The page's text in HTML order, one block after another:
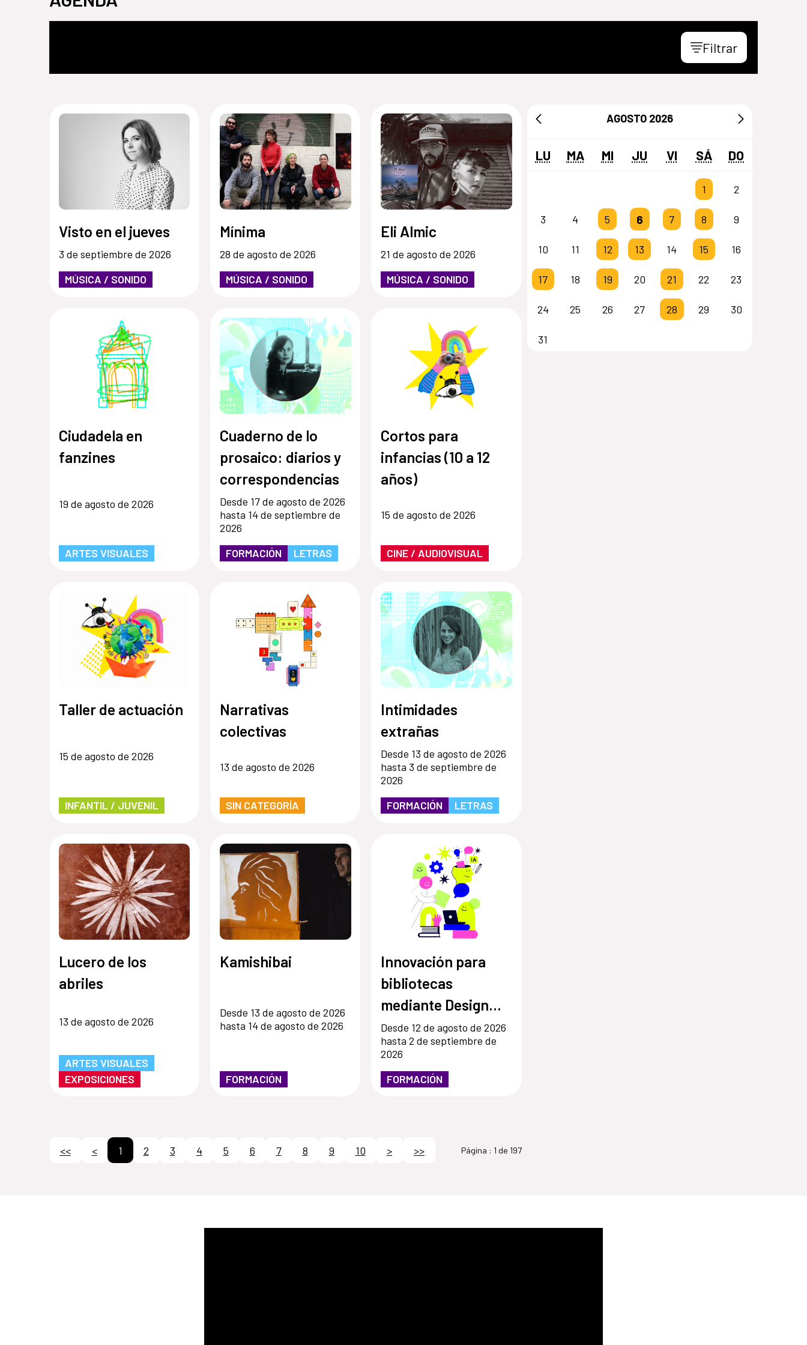
Filtrar
Visto en el jueves
3 de septiembre de 2026
MÚSICA / SONIDO
Mínima
28 de agosto de 2026
MÚSICA / SONIDO
Eli Almic
21 de agosto de 2026
MÚSICA / SONIDO
Ciudadela en
fanzines
19 de agosto de 2026
ARTES VISUALES
Cuaderno de lo
prosaico: diarios y
correspondencias
Desde 17 de agosto de 2026
hasta 14 de septiembre de
2026
FORMACIÓN
LETRAS
Cortos para
infancias (10 a 12
años)
15 de agosto de 2026
CINE / AUDIOVISUAL
Taller de actuación
15 de agosto de 2026
INFANTIL / JUVENIL
Narrativas
colectivas
13 de agosto de 2026
SIN CATEGORÍA
Intimidades
extrañas
Desde 13 de agosto de 2026
hasta 3 de septiembre de
2026
FORMACIÓN
LETRAS
Lucero de los
abriles
13 de agosto de 2026
ARTES VISUALES
EXPOSICIONES
Kamishibai
Desde 13 de agosto de 2026
hasta 14 de agosto de 2026
FORMACIÓN
Innovación para
bibliotecas
mediante Design
Thinking asistido
por IA
Desde 12 de agosto de 2026
hasta 2 de septiembre de
2026
FORMACIÓN
<< < 1 2 3 4 5 6 7 8 9 10 > >> Página : 1 de 197
AGOSTO 2026
LU MA MI JU VI SÁ DO
1 2
3 4 5 6 7 8 9
10 11 12 13 14 15 16
17 18 19 20 21 22 23
24 25 26 27 28 29 30
31